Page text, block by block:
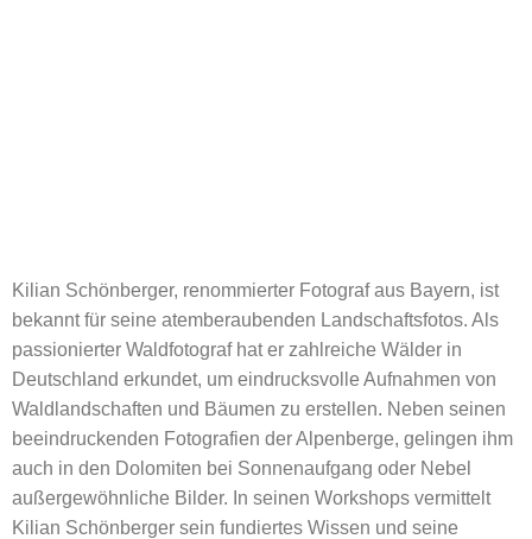
Kilian Schönberger, renommierter Fotograf aus Bayern, ist
bekannt für seine atemberaubenden Landschaftsfotos. Als
passionierter Waldfotograf hat er zahlreiche Wälder in
Deutschland erkundet, um eindrucksvolle Aufnahmen von
Waldlandschaften und Bäumen zu erstellen. Neben seinen
beeindruckenden Fotografien der Alpenberge, gelingen ihm
auch in den Dolomiten bei Sonnenaufgang oder Nebel
außergewöhnliche Bilder. In seinen Workshops vermittelt
Kilian Schönberger sein fundiertes Wissen und seine